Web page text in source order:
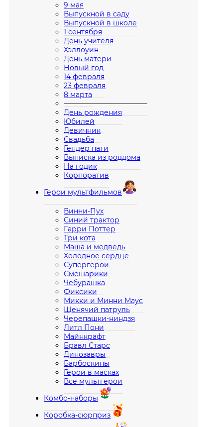
9 мая
Выпускной в саду
Выпускной в школе
1 сентября
День учителя
Хэллоуин
День матери
Новый год
14 февраля
23 февраля
8 марта
————————————
День рождения
Юбилей
Девичник
Свадьба
Гендер пати
Выписка из роддома
На годик
Корпоратив
Герои мультфильмов
Винни-Пух
Синий трактор
Гарри Поттер
Три кота
Маша и медведь
Холодное сердце
Супергерои
Смешарики
Чебурашка
Фиксики
Микки и Минни Маус
Щенячий патруль
Черепашки-ниндзя
Литл Пони
Майнкрафт
Бравл Старс
Динозавры
Барбоскины
Герои в масках
Все мультгерои
Комбо-наборы
Коробка-сюрприз